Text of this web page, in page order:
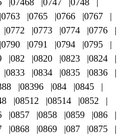
07468 0747
0748
0763 0765 0766
0767
0772 0773 0774
0776
0790 0791 0794
0795
082 0820 0823
0824
0833 0834 0835
0836
08396 084
0845
08512 08514
0852
0857 0858 0859
086
0868 0869 087
0875